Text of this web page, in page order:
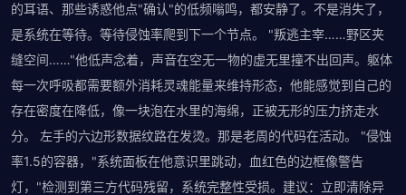
的耳语、那些诱惑他点"确认"的低频嗡鸣，都安静了。不是消失了，
是系统在等待。等待侵蚀率爬到下一个节点。 "叛逃主宰……野区夹
缝空间……"他低声念着，声音在空无一物的虚无里撞不出回声。躯体
每一次呼吸都需要额外消耗灵魂能量来维持形态，他能感觉到自己的
存在密度在降低，像一块泡在水里的海绵，正被无形的压力挤走水
分。 左手的六边形数据纹路在发烫。那是老周的代码在活动。 "侵蚀
率1.5的容器，"系统面板在他意识里跳动，血红色的边框像警告
灯，"检测到第三方代码残留，系统完整性受损。建议：立即清除异